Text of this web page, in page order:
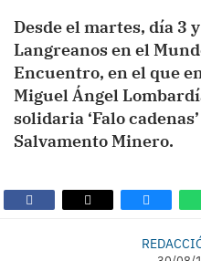
Desde el martes, día 3
Langreanos en el
Encuentro, en el que
Miguel Ángel
solidaria ‘Falo
Salvamento Minero.